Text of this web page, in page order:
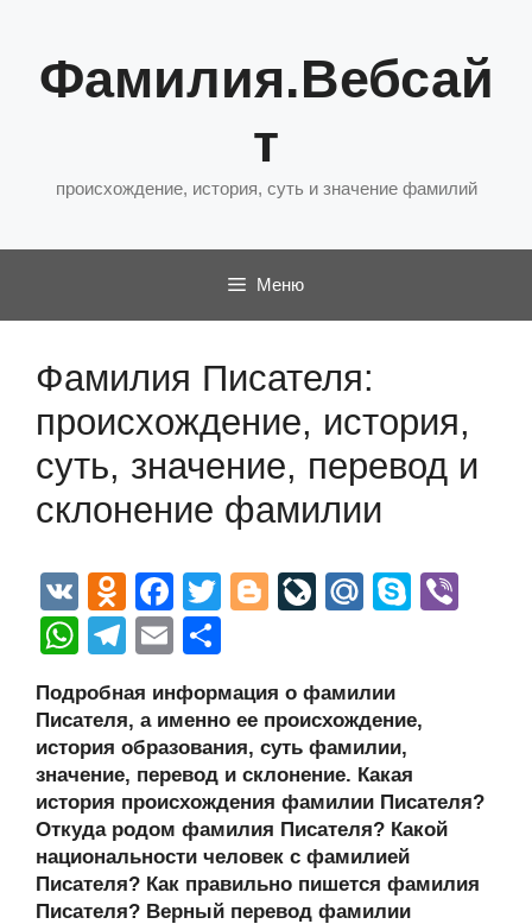
содержимому
Фамилия.Вебсай
т
происхождение, история, суть и значение фамилий
Меню
Фамилия Писателя:
происхождение, история,
суть, значение, перевод и
склонение фамилии
V
K
O
d
n
o
kl
a
ss
ni
ki
F
a
c
e
b
o
o
k
T
er
Bl
g
er
Li
J
o
ur
n
al
M
u
S
e
W
at
s
A
p
p
T
e
gr
a
m
E
ail р
а
в
и
ть
Подробная информация о фамилии
Писателя, а именно ее происхождение,
история образования, суть фамилии,
значение, перевод и склонение. Какая
история происхождения фамилии Писателя?
Откуда родом фамилия Писателя? Какой
национальности человек с фамилией
Писателя? Как правильно пишется фамилия
Писателя? Верный перевод фамилии